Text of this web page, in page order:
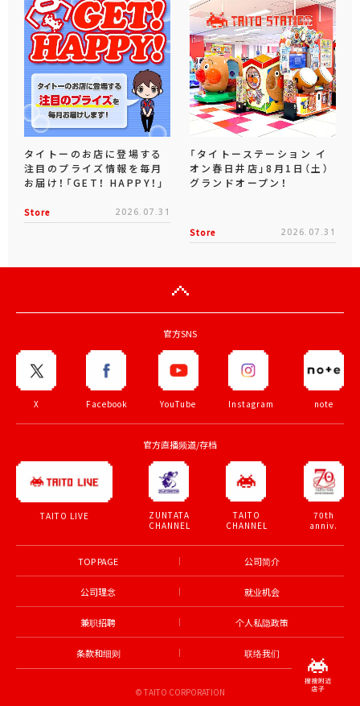
タイトーのお店に登場する
注目のプライズ情報を毎月
お届け！「GET！ HAPPY！」
Store 2026.07.31
「タイトーステーション イ
オン春日井店」8月1日（土）
グランドオープン！
Store 2026.07.31
官方SNS
X Facebook YouTube Instagram note
官方直播频道/存档
TAITO LIVE
ZUNTATA
CHANNEL
TAITO
CHANNEL
70th
anniv.
TOP PAGE 公司简介
公司理念 就业机会
兼职招聘 个人私隐政策
条款和细则 联络我们
© TAITO CORPORATION